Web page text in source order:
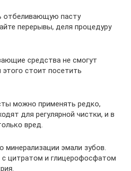
отбеливающую пасту
перерывы, деля процедуру
средства не смогут
стоит посетить
можно применять редко,
для регулярной чистки, и в
вред.
минерализации эмали зубов.
цитратом и глицерофосфатом